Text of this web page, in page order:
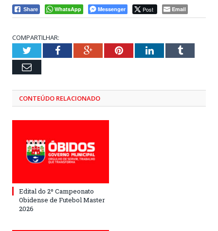
Share WhatsApp Messenger Post Email
COMPARTILHAR:
TwitterFacebookGoogle+PinterestLinkedInTumblr
Email
CONTEÚDO RELACIONADO
Edital do 2º Campeonato
Obidense de Futebol Master
2026